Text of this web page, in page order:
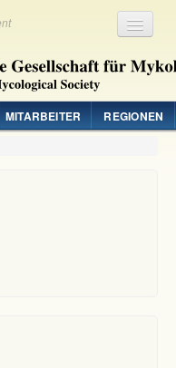
MITARBEITER REGIONEN